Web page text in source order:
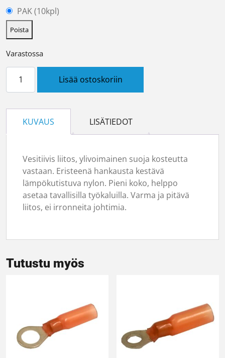
PAK (10kpl)
Poista
Varastossa
Rengasliitin 6mm sininen määrä
Lisää ostoskoriin
KUVAUS LISÄTIEDOT
Vesitiivis liitos, ylivoimainen suoja kosteutta
vastaan. Eristeenä hankausta kestävä
lämpökutistuva nylon. Pieni koko, helppo
asetaa tavallisilla työkaluilla. Varma ja pitävä
liitos, ei irronneita johtimia.
Tutustu myös